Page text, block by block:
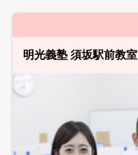
明光義塾 須坂駅前教室